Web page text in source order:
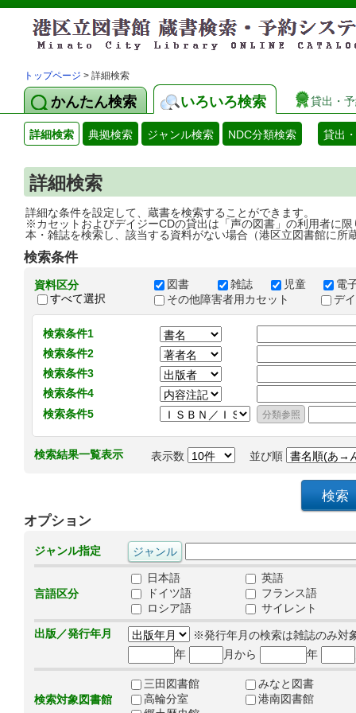
トップページ > 詳細検索
かんたん検索 いろいろ検索 貸出・
詳細検索 典拠検索 ジャンル検索 NDC分類検索 貸出
詳細検索
詳細な条件を設定して、蔵書を検索することができます。
※カセットおよびデイジーCDの貸出は「声の図書」の利用者に限
本・雑誌を検索し、該当する資料がない場合（港区立図書館に所
検索条件
資料区分
すべて選択
図書 雑誌 児童
電
その他障害者用カセット
デ
検索条件1
検索条件2
検索条件3
検索条件4
検索条件5
検索結果一覧表示 表示数 並び順
オプション
ジャンル指定
言語区分
日本語
英語
ドイツ語
フランス語
ロシア語
サイレント
出版／発行年月
※発行年月の検索は雑誌のみ対
年
月から 年
検索対象図書館
三田図書館
みなと図書
高輪分室
港南図書館